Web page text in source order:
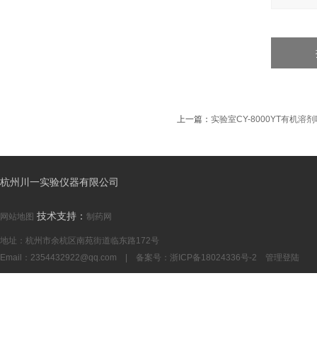
上一篇： 实验室CY-8000YT有机溶
杭州川一实验仪器有限公司
网站地图 技术支持： 制药网
地址：杭州市余杭区南苑街道临东路172号
Email： 2354432922@qq.com | 备案号： 浙ICP备18024336号-2 管理登陆